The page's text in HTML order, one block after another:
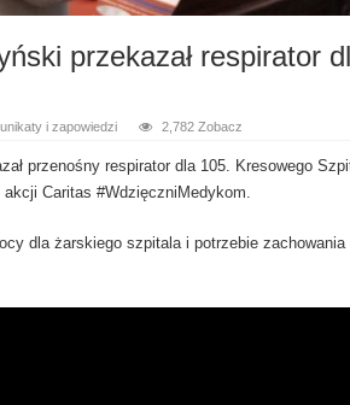
przekazał respirator
i zapowiedzi 2,782 Zobacz
przenośny respirator dla 105. Kresowego
akcji Caritas #WdzięczniMedykom.
dla żarskiego szpitala i potrzebie